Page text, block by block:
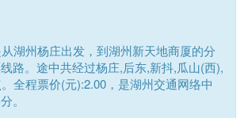
湖州杨庄出发，到湖州新天地商厦的分
路。途中共经过杨庄,后东,新抖,瓜山(西),
全程票价(元):2.00，是湖州交通网络中
。